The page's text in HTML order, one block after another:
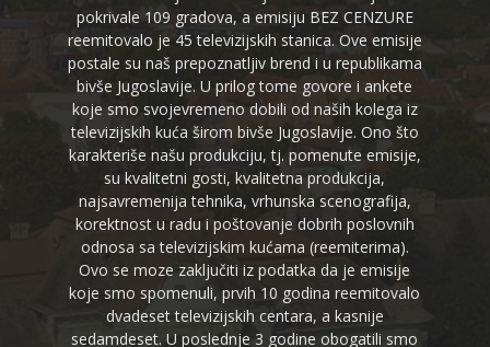
pokrivale 109 gradova, a emisiju BEZ CENZURE
reemitovalo je 45 televizijskih stanica. Ove emisije
postale su naš prepoznatljiv brend i u republikama
bivše Jugoslavije. U prilog tome govore i ankete
koje smo svojevremeno dobili od naših kolega iz
televizijskih kuća širom bivše Jugoslavije. Ono što
karakteriše našu produkciju, tj. pomenute emisije,
su kvalitetni gosti, kvalitetna produkcija,
najsavremenija tehnika, vrhunska scenografija,
korektnost u radu i poštovanje dobrih poslovnih
odnosa sa televizijskim kućama (reemiterima).
Ovo se moze zaključiti iz podatka da je emisije
koje smo spomenuli, prvih 10 godina reemitovalo
dvadeset televizijskih centara, a kasnije
sedamdeset. U poslednje 3 godine obogatili smo